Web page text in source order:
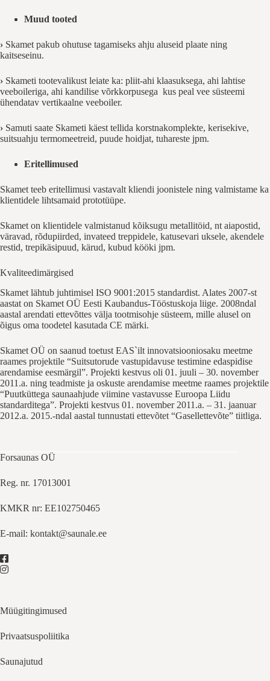
Muud tooted
› Skamet pakub ohutuse tagamiseks ahju aluseid plaate ning
kaitseseinu.
› Skameti tootevalikust leiate ka: pliit-ahi klaasuksega, ahi lahtise
veeboileriga, ahi kandilise võrkkorpusega kus peal vee süsteemi
ühendatav vertikaalne veeboiler.
› Samuti saate Skameti käest tellida korstnakomplekte, kerisekive,
suitsuahju termomeetreid, puude hoidjat, tuhareste jpm.
Eritellimused
Skamet teeb eritellimusi vastavalt kliendi joonistele ning valmistame ka
klientidele lihtsamaid prototüüpe.
Skamet on klientidele valmistanud kõiksugu metallitöid, nt aiapostid,
väravad, rõdupiirded, invateed treppidele, katusevari uksele, akendele
restid, trepikäsipuud, kärud, kubud kööki jpm.
Kvaliteedimärgised
Skamet lähtub juhtimisel ISO 9001:2015 standardist. Alates 2007-st
aastat on Skamet OÜ Eesti Kaubandus-Tööstuskoja liige. 2008ndal
aastal arendati ettevõttes välja tootmisohje süsteem, mille alusel on
õigus oma toodetel kasutada CE märki.
Skamet OÜ on saanud toetust EAS`ilt innovatsiooniosaku meetme
raames projektile “Suitsutorude vastupidavuse testimine edaspidise
arendamise eesmärgil”. Projekti kestvus oli 01. juuli – 30. november
2011.a. ning teadmiste ja oskuste arendamise meetme raames projektile
“Puutküttega saunaahjude viimine vastavusse Euroopa Liidu
standarditega”. Projekti kestvus 01. november 2011.a. – 31. jaanuar
2012.a. 2015.-ndal aastal tunnustati ettevõtet “Gasellettevõte” tiitliga.
Forsaunas OÜ
Reg. nr. 17013001
KMKR nr: EE102750465
E-mail: kontakt@saunale.ee
Müügitingimused
Privaatsuspoliitika
Saunajutud